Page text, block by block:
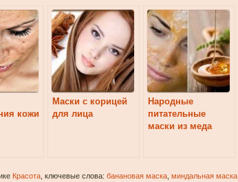
кожи
Маски с корицей
для лица
Народные
питательные
маски из меда
Красота, ключевые слова: банановая маска, миндальная маска,